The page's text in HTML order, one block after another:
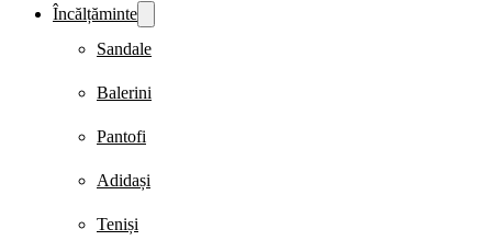
Încălțăminte
Sandale
Balerini
Pantofi
Adidași
Teniși